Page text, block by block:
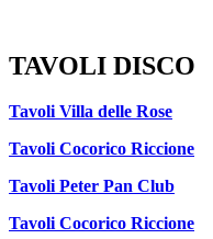
TAVOLI DISCO
Tavoli Villa delle Rose
Tavoli Cocorico Riccione
Tavoli Peter Pan Club
Tavoli Cocorico Riccione